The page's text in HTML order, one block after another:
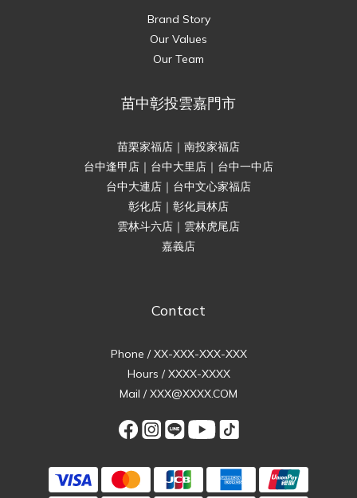
Brand Story
Our Values
Our Team
苗中彰投雲嘉門市
苗栗家福店｜南投家福店
台中逢甲店｜台中大里店｜台中一中店
台中大連店｜台中文心家福店
彰化店｜彰化員林店
雲林斗六店｜雲林虎尾店
嘉義店
Contact
Phone / XX-XXX-XXX-XXX
Hours / XXXX-XXXX
Mail / XXX@XXXX.COM